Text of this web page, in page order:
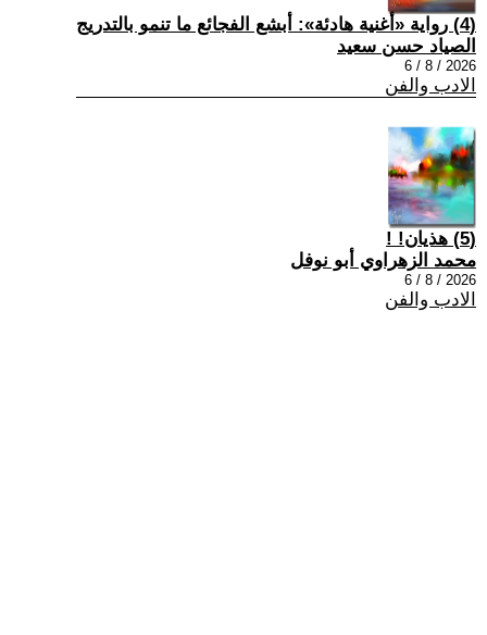
(4) رواية «أغنية هادئة»: أبشع الفجائع ما تنمو بالتدريج
الصياد حسن سعيد
2026 / 8 / 6
الادب والفن
(5) هذيان! !
محمد الزهراوي أبو نوفل
2026 / 8 / 6
الادب والفن